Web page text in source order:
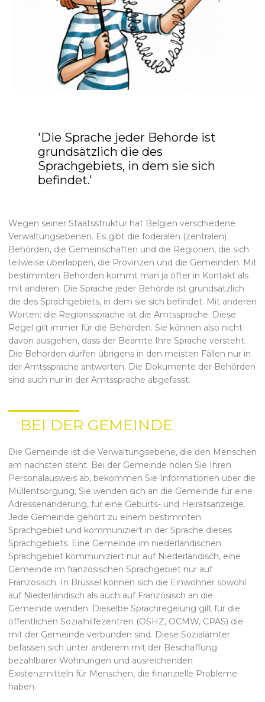
'Die Sprache jeder Behörde ist
grundsätzlich die des
Sprachgebiets, in dem sie sich
befindet.'
Wegen seiner Staatsstruktur hat Belgien verschiedene
Verwaltungsebenen. Es gibt die föderalen (zentralen)
Behörden, die Gemeinschaften und die Regionen, die sich
teilweise überlappen, die Provinzen und die Gemeinden. Mit
bestimmten Behörden kommt man ja öfter in Kontakt als
mit anderen. Die Sprache jeder Behörde ist grundsätzlich
die des Sprachgebiets, in dem sie sich befindet. Mit anderen
Worten: die Regionssprache ist die Amtssprache. Diese
Regel gilt immer für die Behörden. Sie können also nicht
davon ausgehen, dass der Beamte Ihre Sprache versteht.
Die Behörden dürfen übrigens in den meisten Fällen nur in
der Amtssprache antworten. Die Dokumente der Behörden
sind auch nur in der Amtssprache abgefasst.
BEI DER GEMEINDE
Die Gemeinde ist die Verwaltungsebene, die den Menschen
am nächsten steht. Bei der Gemeinde holen Sie Ihren
Personalausweis ab, bekommen Sie Informationen über die
Müllentsorgung, Sie wenden sich an die Gemeinde für eine
Adressenänderung, für eine Geburts- und Heiratsanzeige.
Jede Gemeinde gehört zu einem bestimmten
Sprachgebiet und kommuniziert in der Sprache dieses
Sprachgebiets. Eine Gemeinde im niederländischen
Sprachgebiet kommuniziert nur auf Niederländisch, eine
Gemeinde im französischen Sprachgebiet nur auf
Französisch. In Brüssel können sich die Einwohner sowohl
auf Niederländisch als auch auf Französisch an die
Gemeinde wenden. Dieselbe Sprachregelung gilt für die
öffentlichen Sozialhilfezentren (ÖSHZ, OCMW, CPAS) die
mit der Gemeinde verbunden sind. Diese Sozialämter
befassen sich unter anderem mit der Beschaffung
bezahlbarer Wohnungen und ausreichenden
Existenzmitteln für Menschen, die finanzielle Probleme
haben.